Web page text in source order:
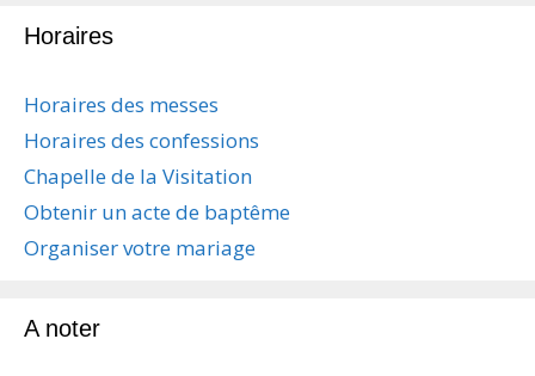
Horaires
Horaires des messes
Horaires des confessions
Chapelle de la Visitation
Obtenir un acte de baptême
Organiser votre mariage
A noter